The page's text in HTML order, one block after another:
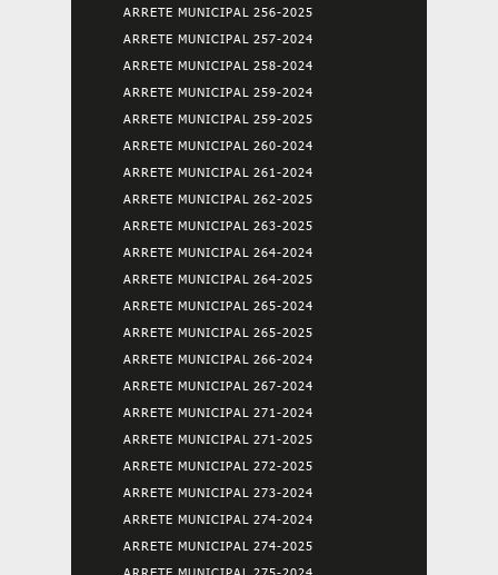
ARRETE MUNICIPAL 256-2025
ARRETE MUNICIPAL 257-2024
ARRETE MUNICIPAL 258-2024
ARRETE MUNICIPAL 259-2024
ARRETE MUNICIPAL 259-2025
ARRETE MUNICIPAL 260-2024
ARRETE MUNICIPAL 261-2024
ARRETE MUNICIPAL 262-2025
ARRETE MUNICIPAL 263-2025
ARRETE MUNICIPAL 264-2024
ARRETE MUNICIPAL 264-2025
ARRETE MUNICIPAL 265-2024
ARRETE MUNICIPAL 265-2025
ARRETE MUNICIPAL 266-2024
ARRETE MUNICIPAL 267-2024
ARRETE MUNICIPAL 271-2024
ARRETE MUNICIPAL 271-2025
ARRETE MUNICIPAL 272-2025
ARRETE MUNICIPAL 273-2024
ARRETE MUNICIPAL 274-2024
ARRETE MUNICIPAL 274-2025